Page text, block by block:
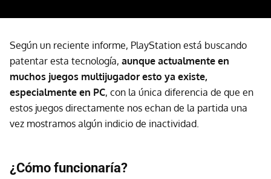
Según un reciente informe, PlayStation está buscando
patentar esta tecnología, aunque actualmente en
muchos juegos multijugador esto ya existe,
especialmente en PC, con la única diferencia de que en
estos juegos directamente nos echan de la partida una
vez mostramos algún indicio de inactividad.
¿Cómo funcionaría?